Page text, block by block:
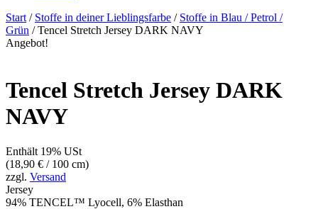
Start / Stoffe in deiner Lieblingsfarbe / Stoffe in Blau / Petrol /
Grün / Tencel Stretch Jersey DARK NAVY
Angebot!
Tencel Stretch Jersey DARK
NAVY
Enthält 19% USt
(18,90 € / 100 cm)
zzgl. Versand
Jersey
94% TENCEL™ Lyocell, 6% Elasthan